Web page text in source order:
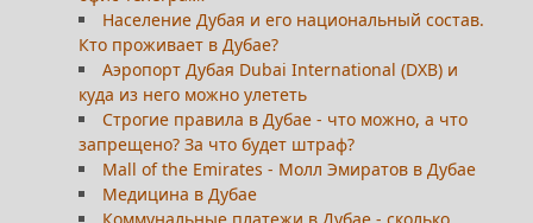
Население Дубая и его национальный состав.
Кто проживает в Дубае?
Аэропорт Дубая Dubai International (DXB) и
куда из него можно улететь
Строгие правила в Дубае - что можно, а что
запрещено? За что будет штраф?
Mall of the Emirates - Молл Эмиратов в Дубае
Медицина в Дубае